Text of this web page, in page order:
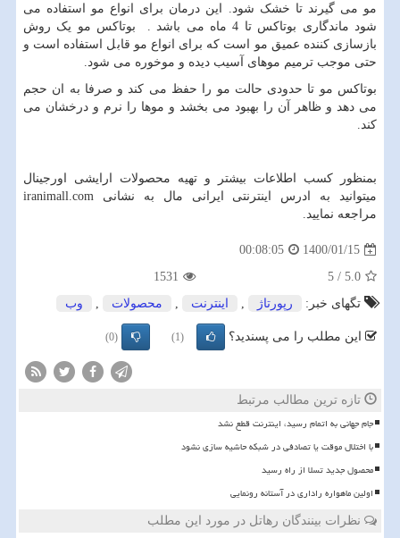
مو می گیرند تا خشک شود. این درمان برای انواع مو استفاده می
شود ماندگاری بوتاکس تا 4 ماه می باشد . بوتاکس مو یک روش
بازسازی کننده عمیق مو است که برای انواع مو قابل استفاده است و
حتی موجب ترمیم موهای آسیب دیده و موخوره می شود.
بوتاکس مو تا حدودی حالت مو را حفظ می کند و صرفا به ان حجم
می دهد و ظاهر آن را بهبود می بخشد و موها را نرم و درخشان می
کند.
بمنظور کسب اطلاعات بیشتر و تهیه محصولات ارایشی اورجینال
میتوانید به ادرس اینترنتی ایرانی مال به نشانی iranimall.com
مراجعه نمایید.
1400/01/15
00:08:05
5.0
/
5
1531
تگهای خبر:
رپورتاژ , اینترنت , محصولات , وب
این مطلب را می پسندید؟ (1)
(0)
تازه ترین مطالب مرتبط
️جام جهانی به اتمام رسید، اینترنت قطع نشد
با اختلال موقت یا تصادفی در شبکه حاشیه سازی نشود
محصول جدید تسلا از راه رسید
اولین ماهواره راداری در آستانه رونمایی
نظرات بینندگان رهاتل در مورد این مطلب